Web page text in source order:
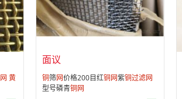
网 黄
成立日期：2023-08-08
供应产品：50 条
面议
铜筛网价格200目红铜网紫铜过滤网
型号磷青铜网